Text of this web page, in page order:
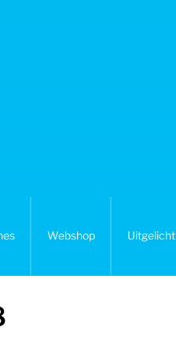
Webshop Uitgelicht